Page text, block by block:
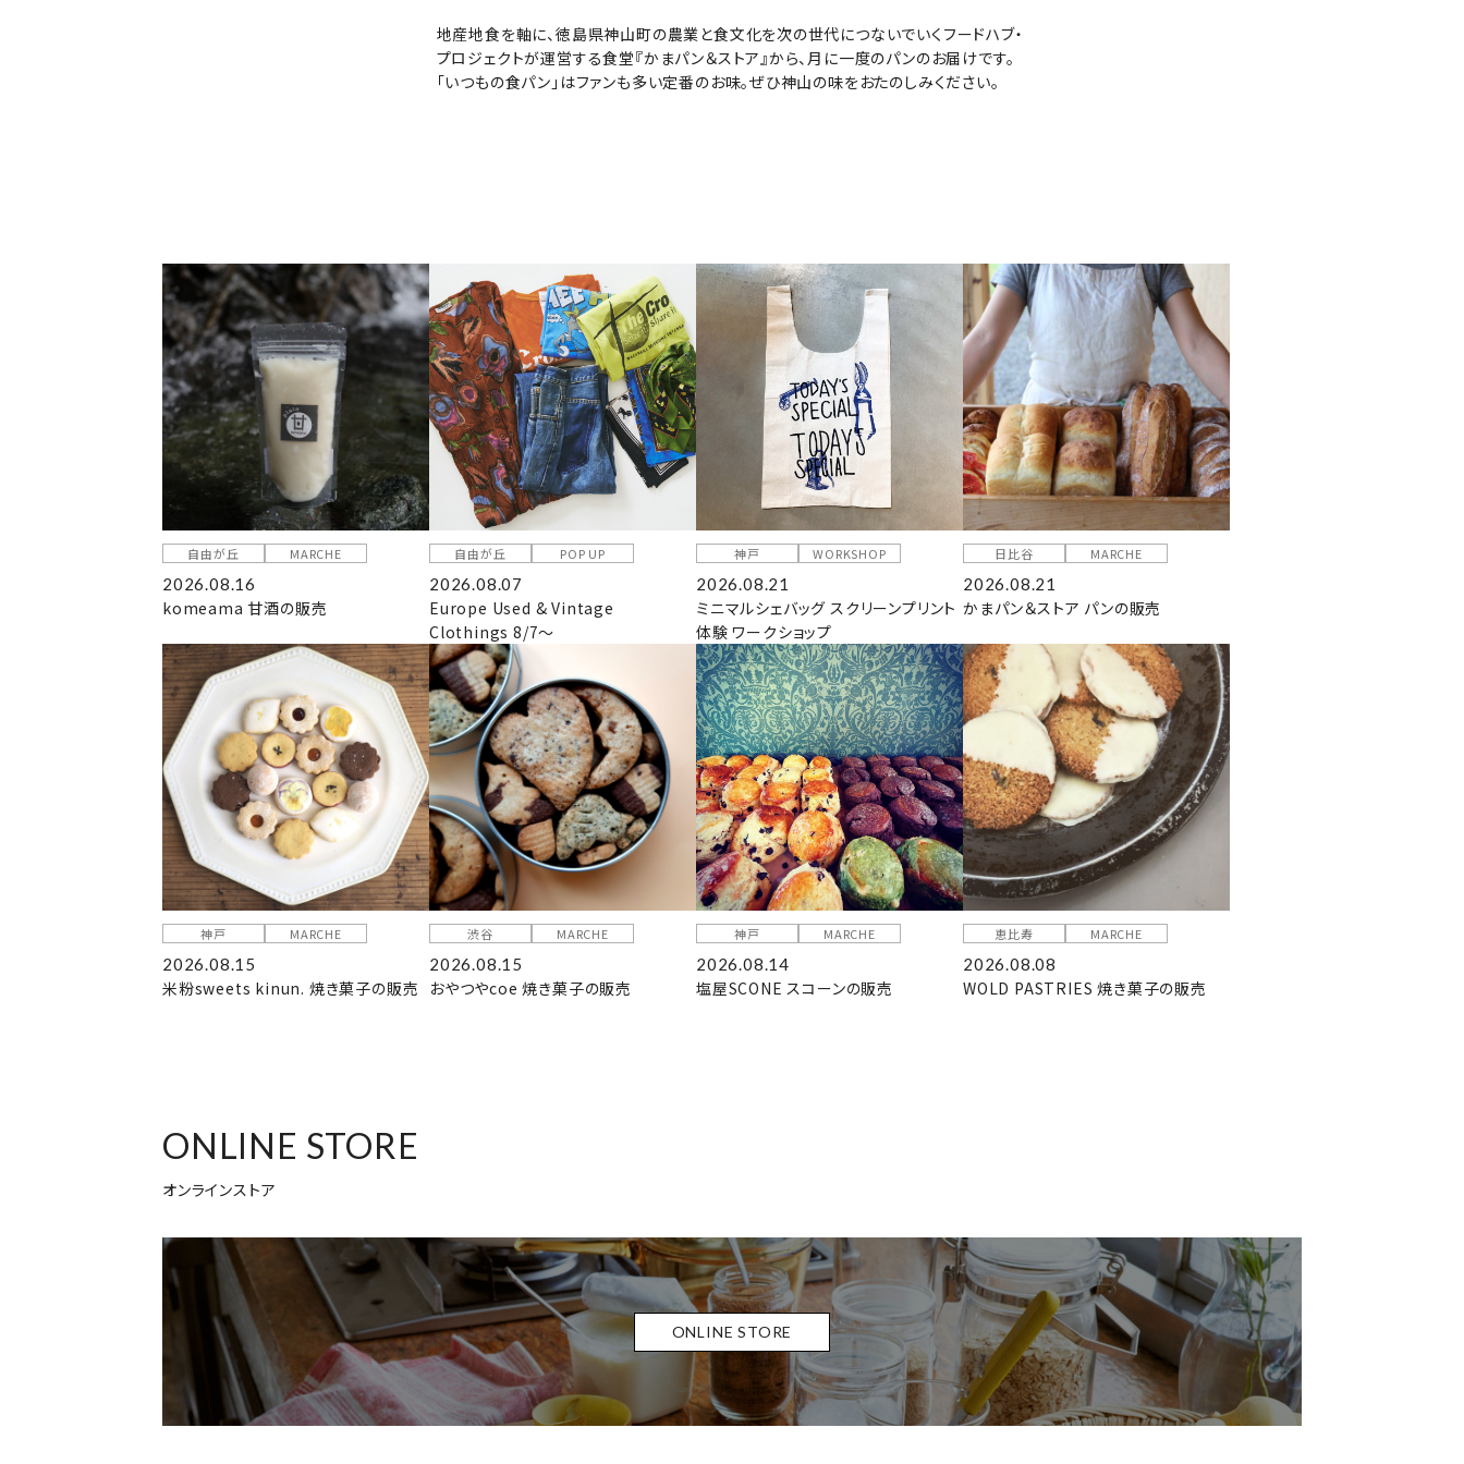
地産地食を軸に、徳島県神山町の農業と食文化を次の世代につないでいくフードハブ・
プロジェクトが運営する食堂『かまパン＆ストア』から、月に一度のパンのお届けです。
「いつもの食パン」はファンも多い定番のお味。ぜひ神山の味をおたのしみください。
自由が丘 MARCHE
2026.08.16
komeama 甘酒の販売
自由が丘 POP UP
2026.08.07
Europe Used & Vintage
Clothings 8/7～
神戸 WORKSHOP
2026.08.21
ミニマルシェバッグ スクリーンプリント
体験 ワークショップ
日比谷 MARCHE
2026.08.21
かまパン＆ストア パンの販売
神戸 MARCHE
2026.08.15
米粉sweets kinun. 焼き菓子の販売
渋谷 MARCHE
2026.08.15
おやつやcoe 焼き菓子の販売
神戸 MARCHE
2026.08.14
塩屋SCONE スコーンの販売
恵比寿 MARCHE
2026.08.08
WOLD PASTRIES 焼き菓子の販売
ONLINE STORE
オンラインストア
ONLINE STORE